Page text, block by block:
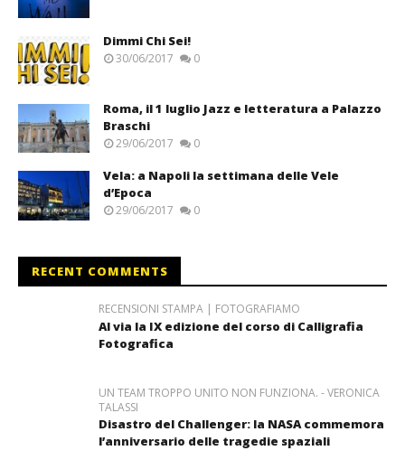
Dimmi Chi Sei!
30/06/2017 0
Roma, il 1 luglio Jazz e letteratura a Palazzo
Braschi
29/06/2017 0
Vela: a Napoli la settimana delle Vele
d’Epoca
29/06/2017 0
RECENT COMMENTS
RECENSIONI STAMPA | FOTOGRAFIAMO
Al via la IX edizione del corso di Calligrafia
Fotografica
UN TEAM TROPPO UNITO NON FUNZIONA. - VERONICA
TALASSI
Disastro del Challenger: la NASA commemora
l’anniversario delle tragedie spaziali